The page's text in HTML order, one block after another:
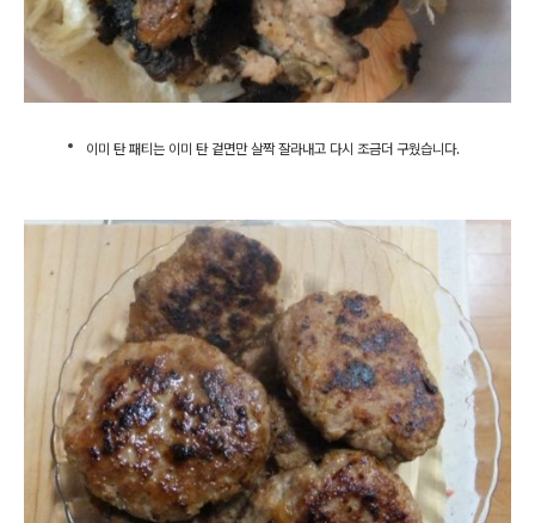
이미 탄 패티는 이미 탄 겉면만 살짝 잘라내고 다시 조금더 구웠습니다.